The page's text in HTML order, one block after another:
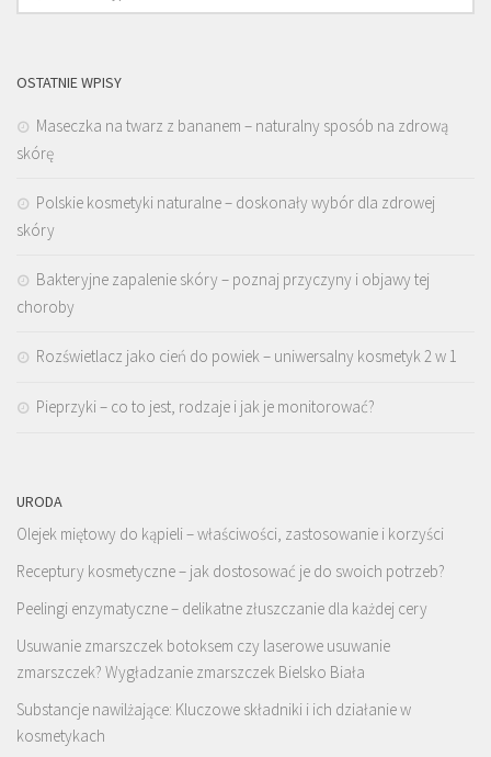
OSTATNIE WPISY
Maseczka na twarz z bananem – naturalny sposób na zdrową
skórę
Polskie kosmetyki naturalne – doskonały wybór dla zdrowej
skóry
Bakteryjne zapalenie skóry – poznaj przyczyny i objawy tej
choroby
Rozświetlacz jako cień do powiek – uniwersalny kosmetyk 2 w 1
Pieprzyki – co to jest, rodzaje i jak je monitorować?
URODA
Olejek miętowy do kąpieli – właściwości, zastosowanie i korzyści
Receptury kosmetyczne – jak dostosować je do swoich potrzeb?
Peelingi enzymatyczne – delikatne złuszczanie dla każdej cery
Usuwanie zmarszczek botoksem czy laserowe usuwanie
zmarszczek? Wygładzanie zmarszczek Bielsko Biała
Substancje nawilżające: Kluczowe składniki i ich działanie w
kosmetykach